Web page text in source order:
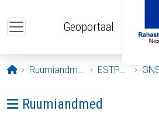
Geoportaal
Avaleht
Ruumiandmed ESTPOS
Ava menüü: Ruumiandmed
Ruumiandmed